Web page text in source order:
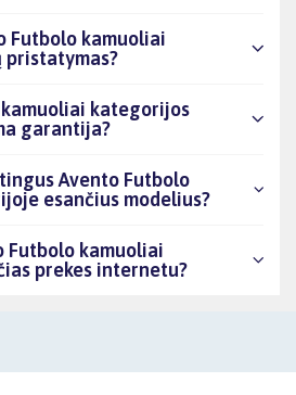
Futbolo kamuoliai
kategorijos
garantija?
Avento Futbolo
esančius modelius?
Futbolo kamuoliai
prekes internetu?